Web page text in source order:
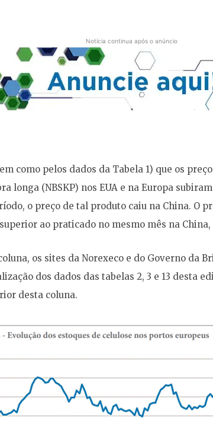
Notícia continua após o anúncio
como pelos dados da Tabela 1) que os
longa (NBSKP) nos EUA e na Europa
o preço de tal produto caiu na China. O
ao praticado no mesmo mês na
os sites da Norexeco e do Governo da
dos dados das tabelas 2, 3 e 13 desta
desta coluna.